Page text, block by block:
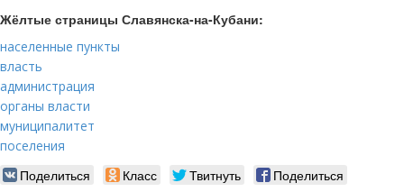
Жёлтые страницы Славянска-на-Кубани:
населенные пункты
власть
администрация
органы власти
муниципалитет
поселения
Поделиться Класс Твитнуть
Поделиться